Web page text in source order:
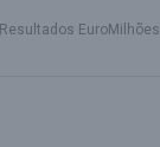
Resultados EuroMilhões